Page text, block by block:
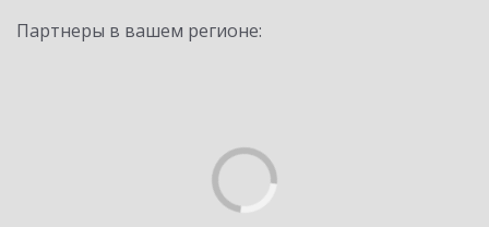
Партнеры в вашем регионе: